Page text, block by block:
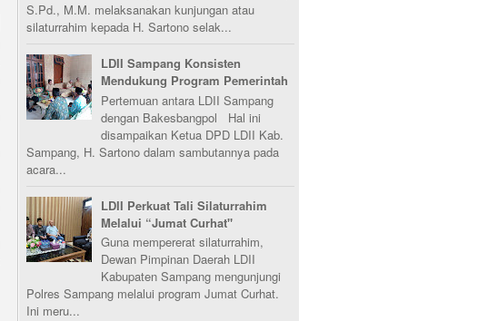
S.Pd., M.M. melaksanakan kunjungan atau
silaturrahim kepada H. Sartono selak...
LDII Sampang Konsisten
Mendukung Program Pemerintah
Pertemuan antara LDII Sampang
dengan Bakesbangpol Hal ini
disampaikan Ketua DPD LDII Kab.
Sampang, H. Sartono dalam sambutannya pada
acara...
LDII Perkuat Tali Silaturrahim
Melalui “Jumat Curhat"
Guna mempererat silaturrahim,
Dewan Pimpinan Daerah LDII
Kabupaten Sampang mengunjungi
Polres Sampang melalui program Jumat Curhat.
Ini meru...